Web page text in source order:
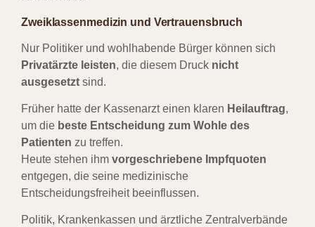
Zweiklassenmedizin und Vertrauensbruch
Nur Politiker und wohlhabende Bürger können sich
Privatärzte leisten, die diesem Druck nicht
ausgesetzt sind.
Früher hatte der Kassenarzt einen klaren Heilauftrag,
um die beste Entscheidung zum Wohle des
Patienten zu treffen.
Heute stehen ihm vorgeschriebene Impfquoten
entgegen, die seine medizinische
Entscheidungsfreiheit beeinflussen.
Politik, Krankenkassen und ärztliche Zentralverbände